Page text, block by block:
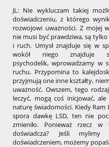
JL: Nie wykluczam takiej
doświadczeniu, z którego
rozwojowi uważności. Z mojej
nie musi być prawdziwa, są
i ruch. Umysł znajduje się w
wokół niego znajduje
psychodelik, wprowadzamy w
ruchu. Przypomina to
przyjmują one inne kształty,
uważność. Owszem, tego
leczyć, mogą coś inicjować,
naturę świadomości. Kiedy Ram
spora dawkę LSD, ten nie
zmieniło. Ponieważ rzecz
doświadcza? Jeśli mylimy
doświadczeniem, możemy